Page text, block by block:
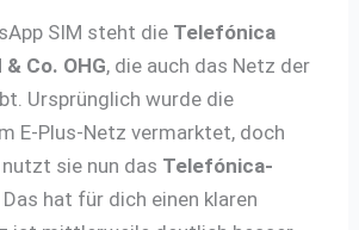
SIM steht die Telefónica
Co. OHG, die auch das Netz der
Ursprünglich wurde die
E-Plus-Netz vermarktet, doch
sie nun das Telefónica-
Das hat für dich einen klaren